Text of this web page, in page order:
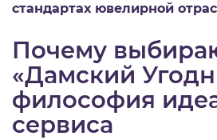
стандартах ювелирной
Почему
«Дамский
философия
сервиса